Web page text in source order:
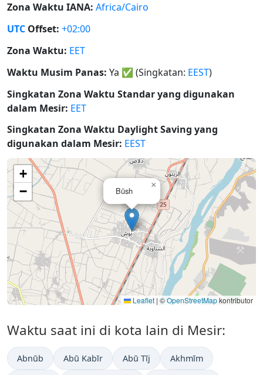
Zona Waktu IANA: Africa/Cairo
UTC Offset: +02:00
Zona Waktu: EET
Waktu Musim Panas: Ya ✅ (Singkatan: EEST)
Singkatan Zona Waktu Standar yang digunakan
dalam Mesir: EET
Singkatan Zona Waktu Daylight Saving yang
digunakan dalam Mesir: EEST
Būsh
×
+
−
Leaflet | ©OpenStreetMapkontributor
Waktu saat ini di kota lain di Mesir:
Abnūb Abū Kabīr Abū Tīj Akhmīm